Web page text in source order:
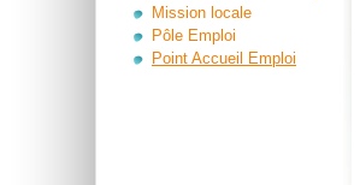
Mission locale
Pôle Emploi
Point Accueil Emploi